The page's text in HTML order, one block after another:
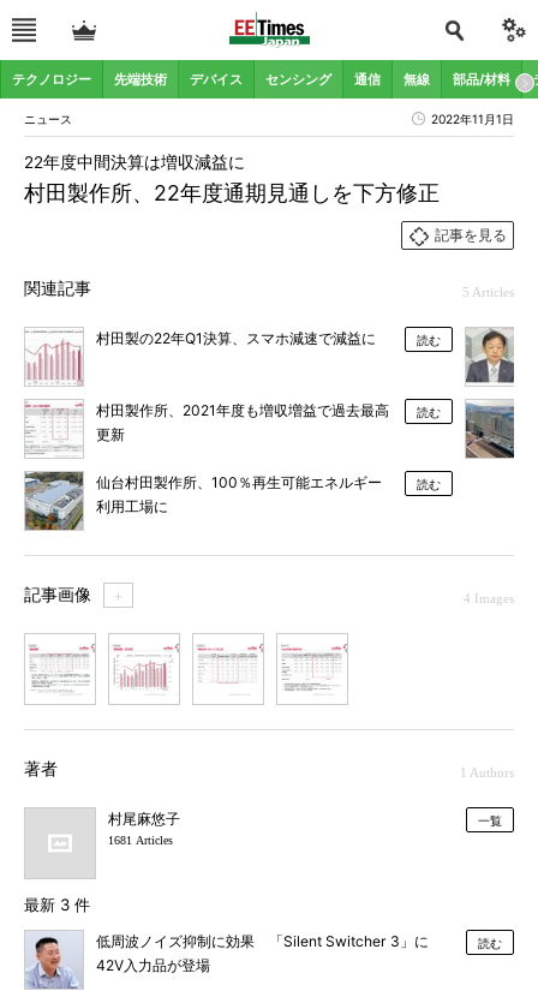
テクノロジー 先端技術 デバイス センシング 通信 無線 部品/材料
ニュース 2022年11月1日
村田製作所、22年度通期見通しを下方修正
22年度中間決算は増収減益に
記事を見る
関連記事 5 Articles
村田製の22年Q1決算、スマホ減速で減益に 読む
村田製作所、2021年度も増収増益で過去最高
更新
読む
仙台村田製作所、100％再生可能エネルギー
利用工場に
読む
記事画像 ＋ 4 Images
著者 1 Authors
村尾麻悠子
1681 Articles
一覧
最新 3 件
低周波ノイズ抑制に効果 「Silent Switcher 3」に
42V入力品が登場
読む